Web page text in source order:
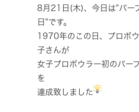
8月21日(木)、今日は"パー
日"です。
1970年のこの日、プロボ
子さんが
女子プロボウラー初のパー
を
達成致しました